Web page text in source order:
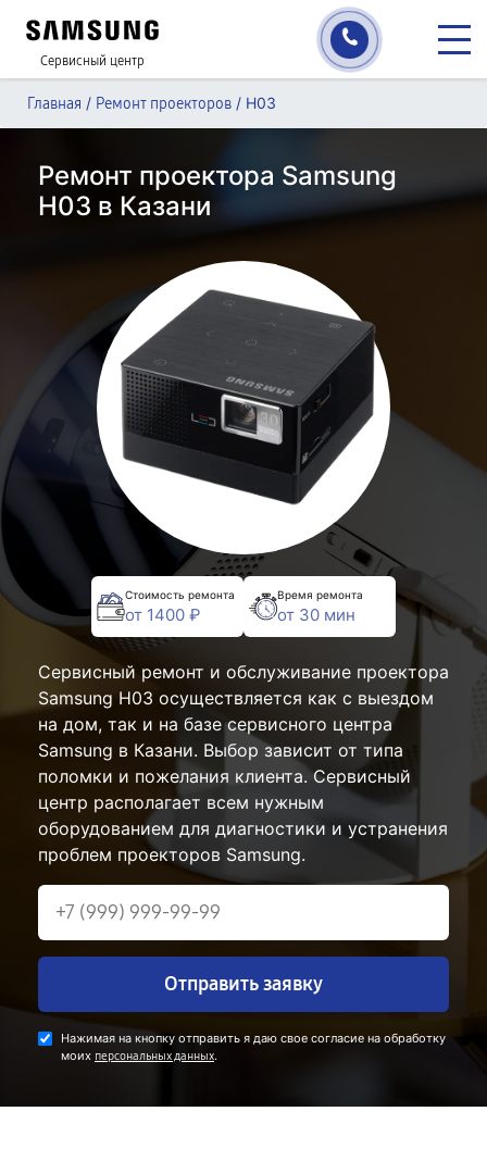
Сервисный центр
Главная / Ремонт проекторов / H03
Ремонт проектора Samsung
H03 в Казани
Стоимость ремонта
от 1400 ₽
Время ремонта
от 30 мин
Сервисный ремонт и обслуживание проектора
Samsung H03 осуществляется как с выездом
на дом, так и на базе сервисного центра
Samsung в Казани. Выбор зависит от типа
поломки и пожелания клиента. Сервисный
центр располагает всем нужным
оборудованием для диагностики и устранения
проблем проекторов Samsung.
Отправить заявку
Нажимая на кнопку отправить я даю свое согласие на обработку
моих персональных данных.